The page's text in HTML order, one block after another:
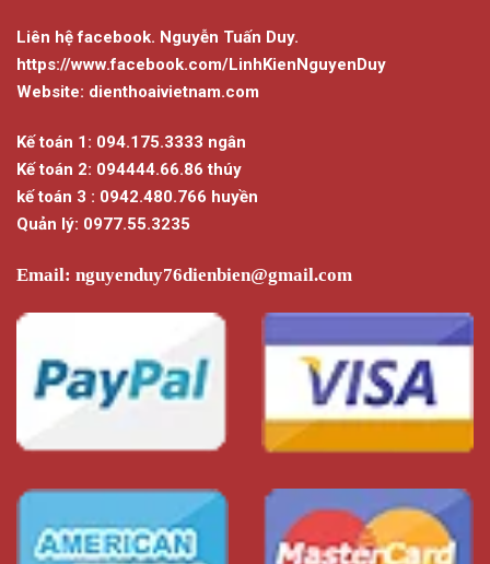
Liên hệ facebook. Nguyễn Tuấn Duy.
https://www.facebook.com/LinhKienNguyenDuy
Website: dienthoaivietnam.com
Kế toán 1: 094.175.3333 ngân
Kế toán 2: 094444.66.86 thúy
kế toán 3 : 0942.480.766 huyền
Quản lý: 0977.55.3235
Email: nguyenduy76dienbien@gmail.com